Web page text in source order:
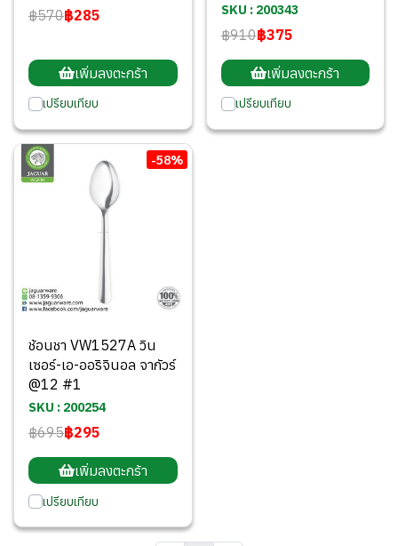
฿570฿285
เพิ่มลงตะกร้า
เปรียบเทียบ
SKU : 200343
฿910฿375
เพิ่มลงตะกร้า
เปรียบเทียบ
-58%
ช้อนชา VW1527A วิน
เซอร์-เอ-ออริจินอล จากัวร์
@12 #1
SKU : 200254
฿695฿295
เพิ่มลงตะกร้า
เปรียบเทียบ